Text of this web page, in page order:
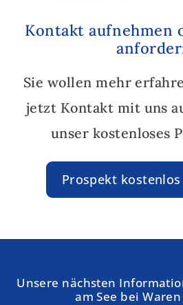
Kontakt aufnehmen
Sie wollen mehr
jetzt Kontakt mit uns
unser kostenloses
Prospekt
Unsere nächsten
am See bei